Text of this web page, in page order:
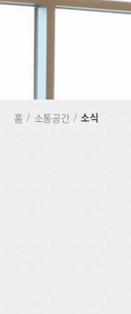
홈 / 소통공간 / 소식